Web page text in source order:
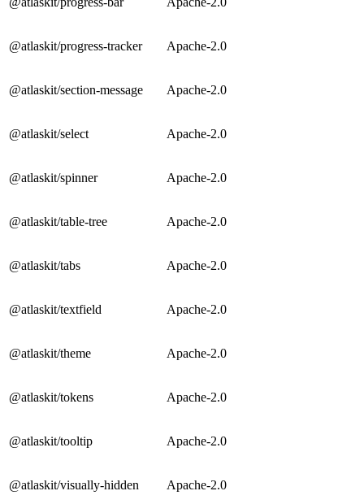
@atlaskit/progress-tracker Apache-2.0
@atlaskit/section-message Apache-2.0
@atlaskit/select Apache-2.0
@atlaskit/spinner Apache-2.0
@atlaskit/table-tree Apache-2.0
@atlaskit/tabs Apache-2.0
@atlaskit/textfield Apache-2.0
@atlaskit/theme Apache-2.0
@atlaskit/tokens Apache-2.0
@atlaskit/tooltip Apache-2.0
@atlaskit/visually-hidden Apache-2.0